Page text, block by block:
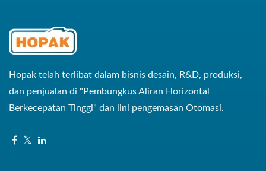
Hopak telah terlibat dalam bisnis desain, R&D, produksi,
dan penjualan di "Pembungkus Aliran Horizontal
Berkecepatan Tinggi" dan lini pengemasan Otomasi.